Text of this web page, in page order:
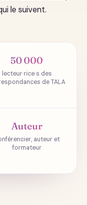
le suivent.
50 000
lecteur·rice·s des
de TALA
Auteur
auteur et
formateur